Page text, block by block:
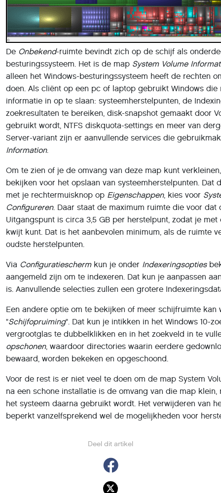
Deel dit artikel
De Onbekend-ruimte bevindt zich op de schijf als
besturingssysteem. Het is de map System Volume
alleen het Windows-besturingssysteem heeft de rechten
doen. Als cliënt op een pc of laptop gebruikt Windows
informatie in op te slaan: systeemherstelpunten, de
zoekresultaten te bereiken, disk-snapshot gemaakt door
gebruikt wordt, NTFS diskquota-settings en meer van
Server-variant zijn er aanvullende services die
Information.
Om te zien of je de omvang van deze map kunt
bekijken voor het opslaan van systeemherstelpunten. Dat
met je rechtermuisknop op Eigenschappen, kies voor
Configureren. Daar staat de maximum ruimte die voor
Uitgangspunt is circa 3,5 GB per herstelpunt, zodat je
kwijt kunt. Dat is het aanbevolen minimum, als de ruimte
oudste herstelpunten.
Via Configuratieschermkun je onder Indexeringsopties
aangemeld zijn om te indexeren. Dat kun je aanpassen
is. Aanvullende selecties zullen een grotere
Een andere optie om te bekijken of meer schijfruimte kan
"Schijfopruiming". Dat kun je intikken in het Windows 10-
vergrootglas te dubbelklikken en in het zoekveld in te
opschonen, waardoor directories waarin eerdere
bewaard, worden bekeken en opgeschoond.
Voor de rest is er niet veel te doen om de map System
na een schone installatie is de omvang van die map
het systeem daarna gebruikt wordt. Het verwijderen van
beperkt vanzelfsprekend wel de mogelijkheden voor